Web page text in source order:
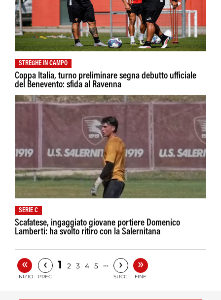
STREGHE IN CAMPO
Coppa Italia, turno preliminare segna debutto ufficiale
del Benevento: sfida al Ravenna
SERIE C
Scafatese, ingaggiato giovane portiere Domenico
Lamberti: ha svolto ritiro con la Salernitana
«
INIZIO
‹
PREC.
1 2 3 4 5 … ›
SUCC.
»
FINE